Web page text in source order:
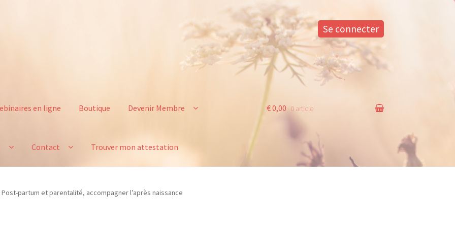
Se connecter
en ligne Boutique Devenir Membre
Contact Trouver mon attestation
€ 0,00 0 article
Post-partum et parentalité, accompagner l’après naissance